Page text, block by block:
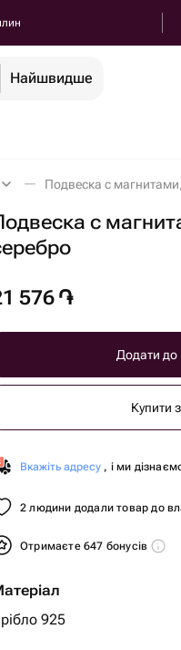
Найшвидше
Подвеска с
с
576֏
Додати до
Купити
Вкажіть адресу , і ми
2 людини додали товар до
Отримаєте 647 бонусів
925